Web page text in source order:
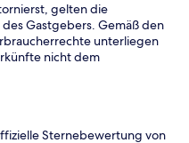
gelten die
Gastgebers. Gemäß den
unterliegen
nicht dem
Sternebewertung von